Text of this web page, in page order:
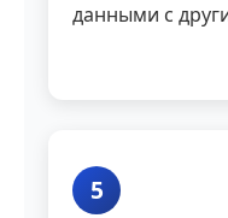
данными с
5